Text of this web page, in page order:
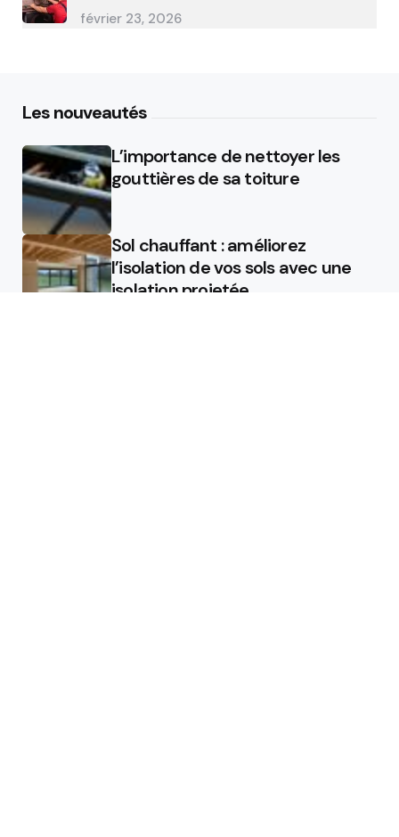
février 23, 2026
Les nouveautés
L’importance de nettoyer les
gouttières de sa toiture
Sol chauffant : améliorez
l’isolation de vos sols avec une
isolation projetée